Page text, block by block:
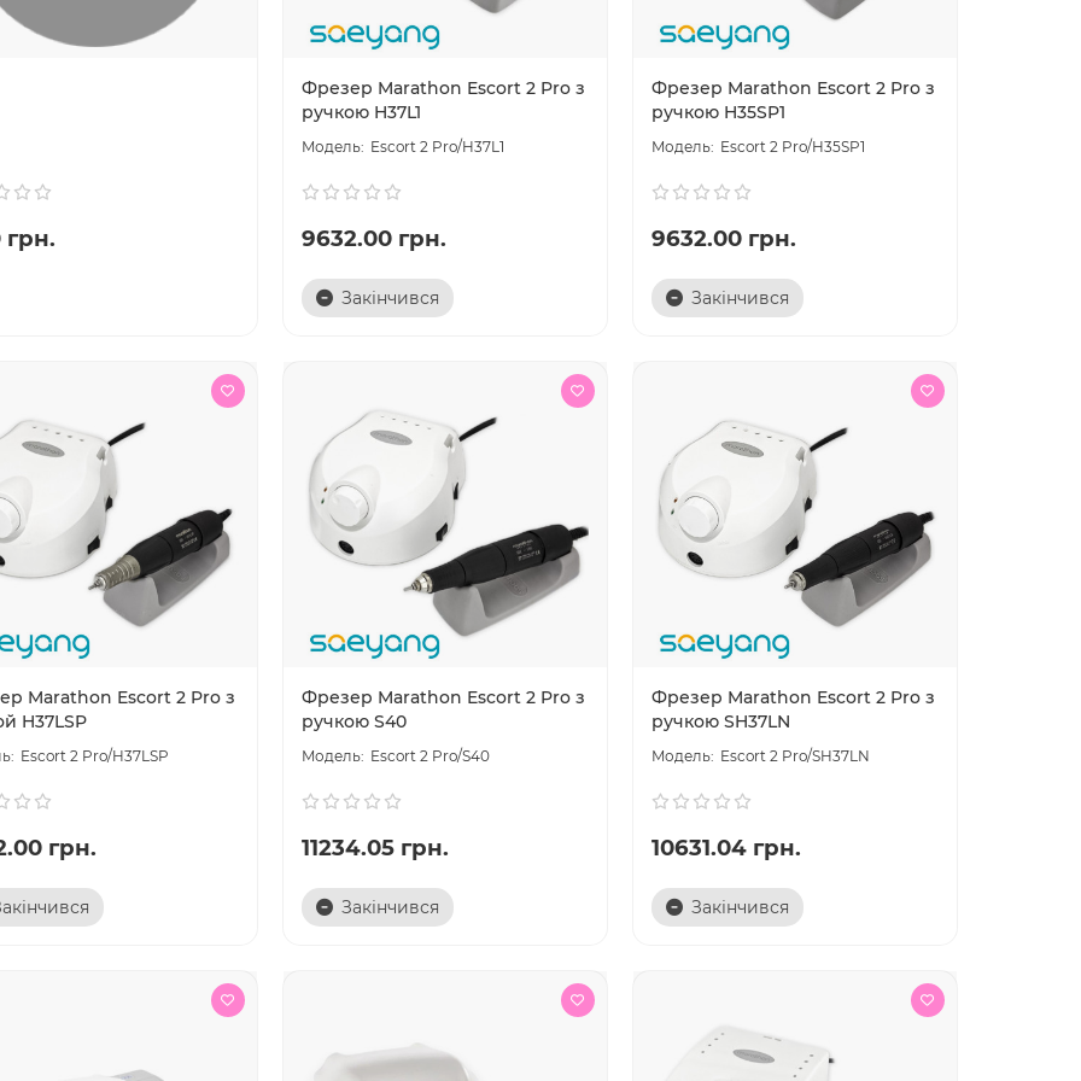
грн.
Фрезер Marathon Escort 2 Pro з
ручкою H37L1
Escort 2 Pro/H37L1
9632.00 грн.
Закінчився
Фрезер Marathon Escort 2 Pro з
ручкою H35SP1
Escort 2 Pro/H35SP1
9632.00 грн.
Закінчився
Marathon Escort 2 Pro з
H37LSP
Escort 2 Pro/H37LSP
грн.
Фрезер Marathon Escort 2 Pro з
ручкою S40
Escort 2 Pro/S40
11234.05 грн.
Закінчився
Фрезер Marathon Escort 2 Pro з
ручкою SH37LN
Escort 2 Pro/SH37LN
10631.04 грн.
Закінчився